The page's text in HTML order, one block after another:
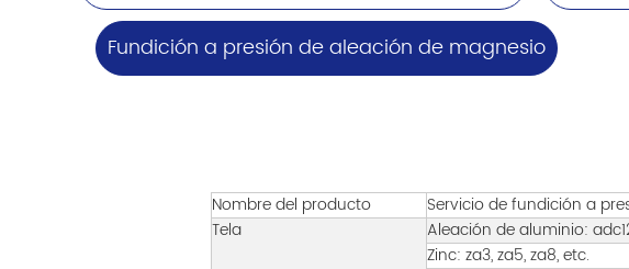
Fundición a presión de aleación de magnesio
Nombre del producto
Servicio de fundición a
Tela
Aleación de aluminio:
Zinc: za3, za5, za8, etc.